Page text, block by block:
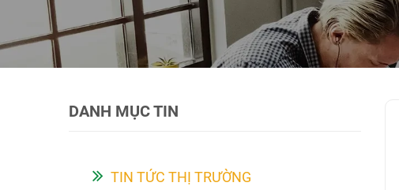
DANH MỤC TIN
TIN TỨC THỊ TRƯỜNG